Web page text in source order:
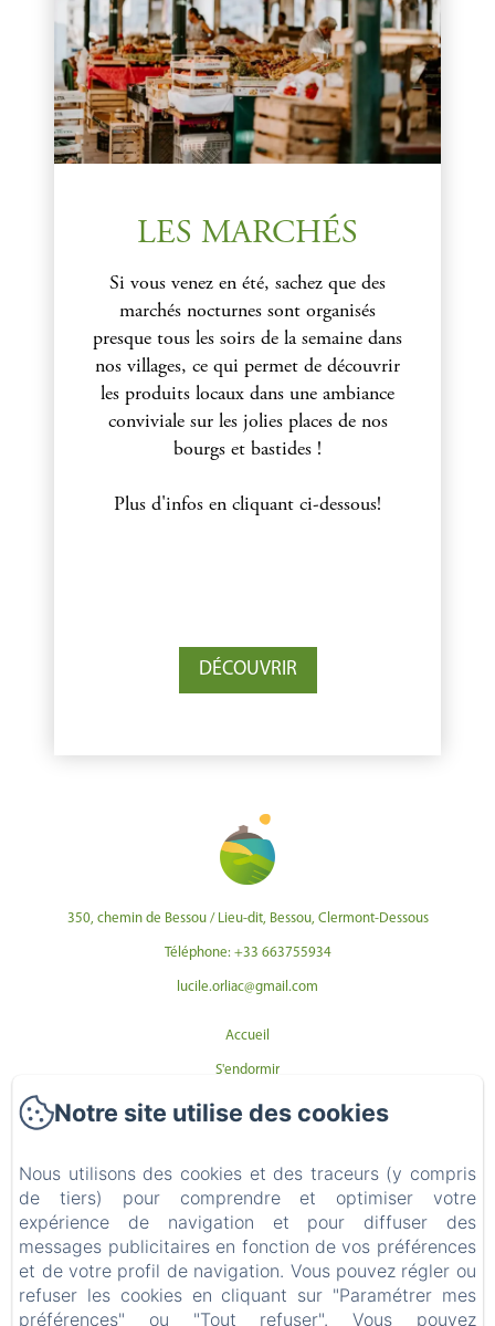
LES MARCHÉS
Si vous venez en été, sachez que des
marchés nocturnes sont organisés
presque tous les soirs de la semaine dans
nos villages, ce qui permet de découvrir
les produits locaux dans une ambiance
conviviale sur les jolies places de nos
bourgs et bastides !
Plus d'infos en cliquant ci-dessous!
DÉCOUVRIR
350, chemin de Bessou / Lieu-dit, Bessou, Clermont-Dessous
Téléphone: +33 663755934
lucile.orliac@gmail.com
Accueil
S'endormir
Se promener
Se contacter
(Se) Faire plaisir
Politique de confidentialité
Informations légales
Informations sur les cookies
Notre site utilise des cookies
Nous utilisons des cookies et des traceurs (y compris
de tiers) pour comprendre et optimiser votre
expérience de navigation et pour diffuser des
messages publicitaires en fonction de vos préférences
et de votre profil de navigation. Vous pouvez régler ou
refuser les cookies en cliquant sur "Paramétrer mes
préférences" ou "Tout refuser". Vous pouvez